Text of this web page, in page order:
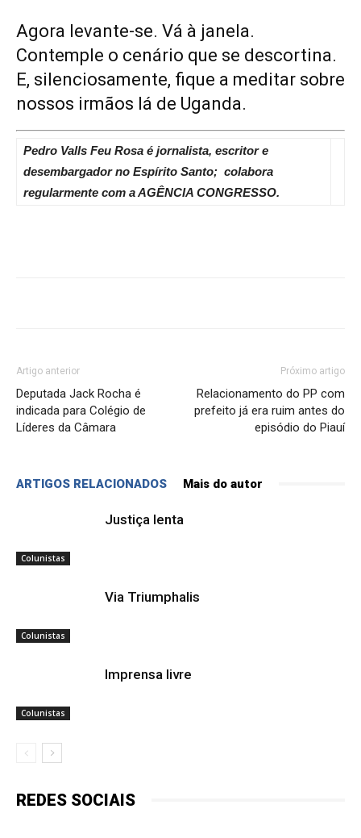
Agora levante-se. Vá à janela.
Contemple o cenário que se descortina.
E, silenciosamente, fique a meditar sobre
nossos irmãos lá de Uganda.
Pedro Valls Feu Rosa é jornalista, escritor e
desembargador no Espírito Santo; colabora
regularmente com a AGÊNCIA CONGRESSO.
Artigo anterior
Deputada Jack Rocha é
indicada para Colégio de
Líderes da Câmara
Próximo artigo
Relacionamento do PP com
prefeito já era ruim antes do
episódio do Piauí
ARTIGOS RELACIONADOS Mais do autor
Colunistas
Justiça lenta
Colunistas
Via Triumphalis
Colunistas
Imprensa livre
REDES SOCIAIS